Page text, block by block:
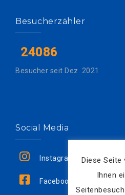
Besucherzähler
24086
Besucher seit Dez. 2021
Social Media
Instagram
Facebook
Diese Seite
Ihnen